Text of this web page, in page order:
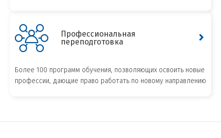
Профессиональная
переподготовка
Более 100 программ обучения, позволяющих освоить новые
профессии, дающие право работать по новому направлению